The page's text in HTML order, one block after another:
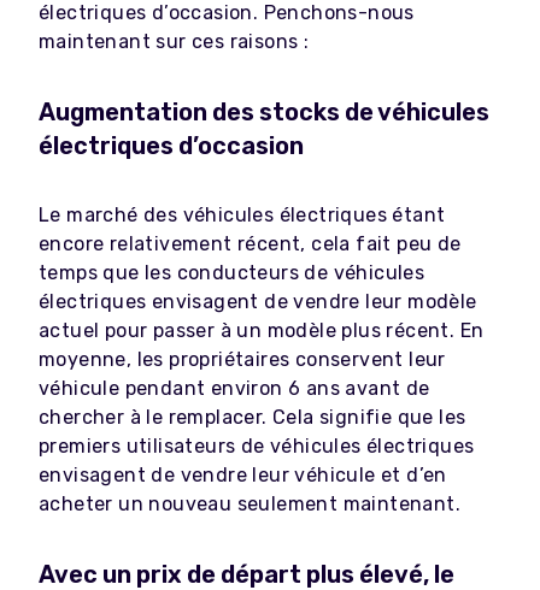
électriques d’occasion. Penchons-nous
maintenant sur ces raisons :
Augmentation des stocks de véhicules
électriques d’occasion
Le marché des véhicules électriques étant
encore relativement récent, cela fait peu de
temps que les conducteurs de véhicules
électriques envisagent de vendre leur modèle
actuel pour passer à un modèle plus récent. En
moyenne, les propriétaires conservent leur
véhicule pendant environ 6 ans avant de
chercher à le remplacer. Cela signifie que les
premiers utilisateurs de véhicules électriques
envisagent de vendre leur véhicule et d’en
acheter un nouveau seulement maintenant.
Avec un prix de départ plus élevé, le